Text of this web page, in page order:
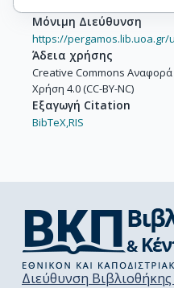
Μόνιμη Διεύθυνση
https://pergamos.lib.uoa.gr/
Άδεια χρήσης
Creative Commons
Χρήση 4.0 (CC-BY-NC)
Εξαγωγή Citation
BibTeX,RIS
Διεύθυνση